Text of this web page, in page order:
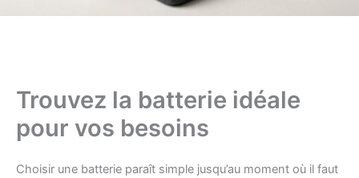
Trouvez la batterie idéale
pour vos besoins
Choisir une batterie paraît simple jusqu’au moment où il faut